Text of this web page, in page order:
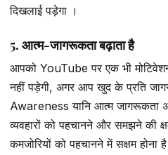
दिखलाई पड़ेगा ।
5. आत्म-जागरूकता बढ़ाता है
आपको YouTube पर एक भी
नहीं पड़ेगी, अगर आप खुद के प्रति
Awareness यानि आत्म जागरूकता
व्यवहारों को पहचानने और समझने की
कमजोरियों को पहचानने में सक्षम होना